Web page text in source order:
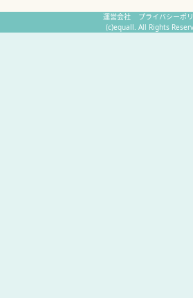
運営会社
プライバシーポ
(c)equall. All Rights